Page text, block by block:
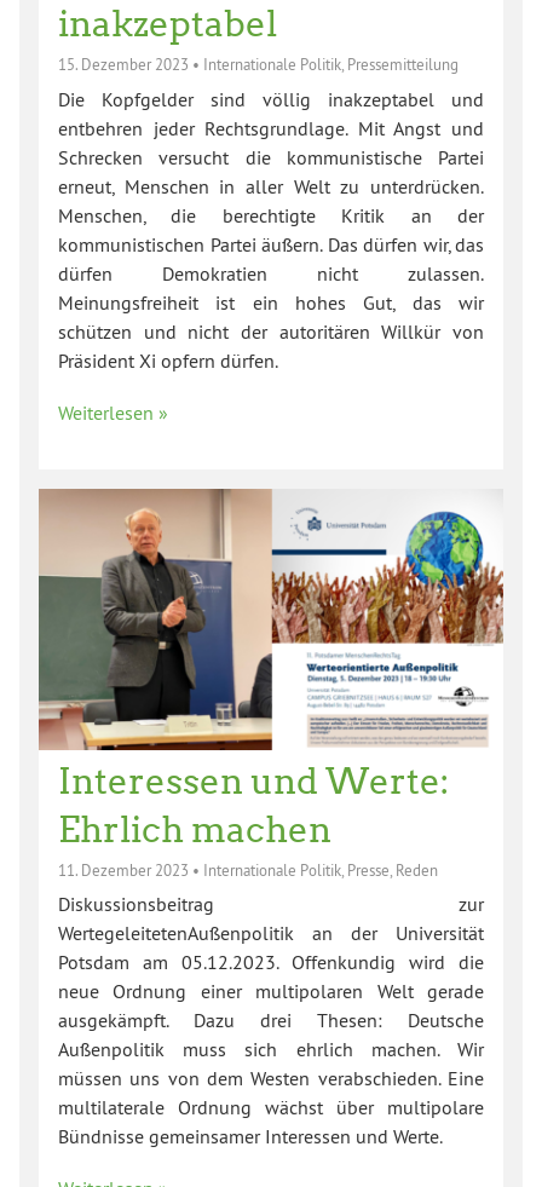
inakzeptabel
15. Dezember 2023 • Internationale Politik Pressemitteilung
Die Kopfgelder sind völlig inakzeptabel und
entbehren jeder Rechtsgrundlage. Mit Angst und
Schrecken versucht die kommunistische Partei
erneut, Menschen in aller Welt zu unterdrücken.
Menschen, die berechtigte Kritik an der
kommunistischen Partei äußern. Das dürfen wir, das
dürfen Demokratien nicht zulassen.
Meinungsfreiheit ist ein hohes Gut, das wir
schützen und nicht der autoritären Willkür von
Präsident Xi opfern dürfen.
Weiterlesen »
Interessen und Werte:
Ehrlich machen
11. Dezember 2023 • Internationale Politik Presse Reden
Diskussionsbeitrag zur
WertegeleitetenAußenpolitik an der Universität
Potsdam am 05.12.2023. Offenkundig wird die
neue Ordnung einer multipolaren Welt gerade
ausgekämpft. Dazu drei Thesen: Deutsche
Außenpolitik muss sich ehrlich machen. Wir
müssen uns von dem Westen verabschieden. Eine
multilaterale Ordnung wächst über multipolare
Bündnisse gemeinsamer Interessen und Werte.